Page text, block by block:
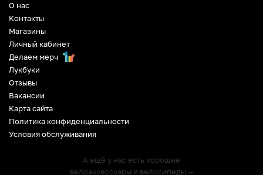
О нас
Контакты
Магазины
Личный кабинет
Делаем мерч
Лукбуки
Отзывы
Вакансии
Карта сайта
Политика конфиденциальности
Условия обслуживания
А ещё у нас есть хорошие
велоаксессуары и велосипеды —